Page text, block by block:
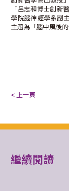
「呂志和博士創新
學院腦神經學系副
主題為「腦中風後的
< 上一頁
繼續閱讀